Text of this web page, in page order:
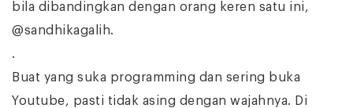
bila dibandingkan dengan orang keren satu ini,
@sandhikagalih.
.
Buat yang suka programming dan sering buka
Youtube, pasti tidak asing dengan wajahnya. Di